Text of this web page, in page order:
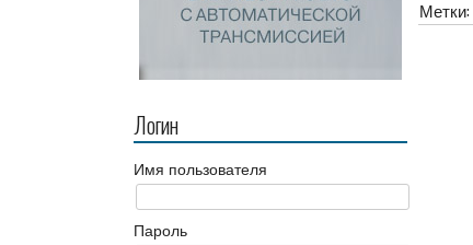
Логин
Имя пользователя
Пароль
Метки: